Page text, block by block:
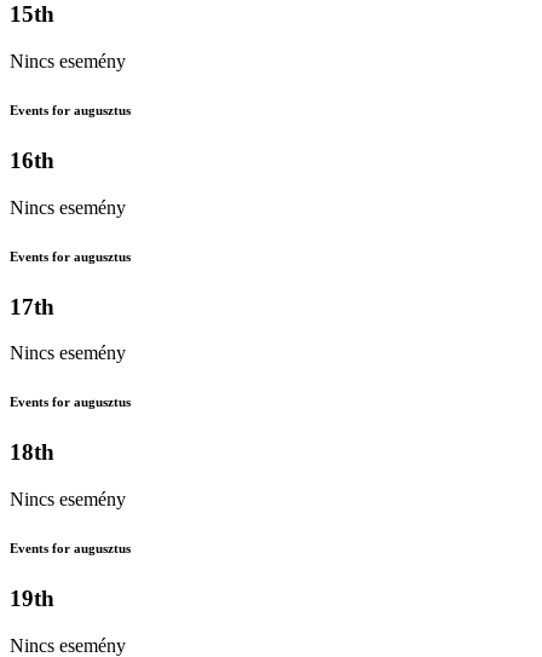
15th
Nincs esemény
Events for augusztus
16th
Nincs esemény
Events for augusztus
17th
Nincs esemény
Events for augusztus
18th
Nincs esemény
Events for augusztus
19th
Nincs esemény